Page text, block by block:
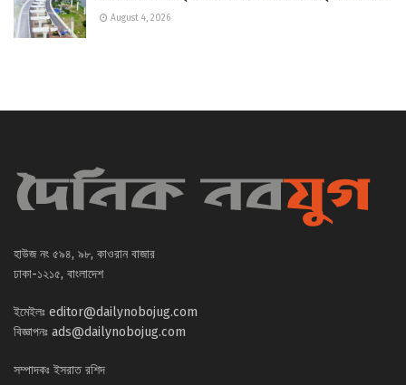
August 4, 2026
হাউজ নং ৫৯৪, ৯৮, কাওরান বাজার
ঢাকা-১২১৫, বাংলাদেশ
ইমেইলঃ editor@dailynobojug.com
বিজ্ঞাপনঃ ads@dailynobojug.com
সম্পাদকঃ ইসরাত রশিদ